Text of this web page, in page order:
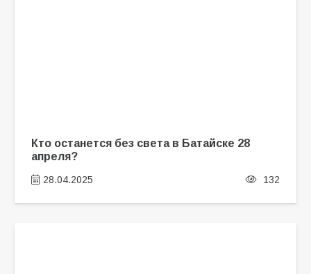
Кто останется без света в Батайске 28
апреля?
28.04.2025 132